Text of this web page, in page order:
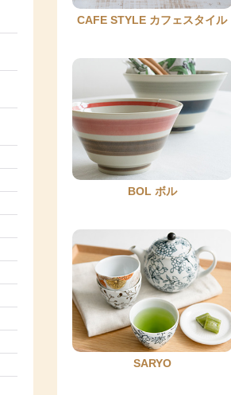
CAFE STYLE カフェスタイル
BOL ボル
SARYO